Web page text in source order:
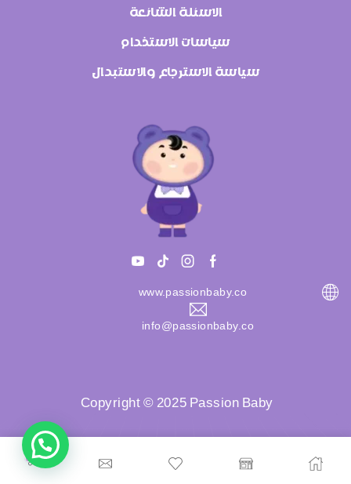
الاسئلة الشائعة
سياسات الاستخدام
سياسة الاسترجاع والاستبدال
www.passionbaby.co
info@passionbaby.co
Copyright © 2025 Passion Baby